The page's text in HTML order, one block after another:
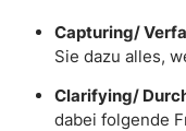
Capturing/
Sie dazu alles,
Clarifying/
dabei folgende